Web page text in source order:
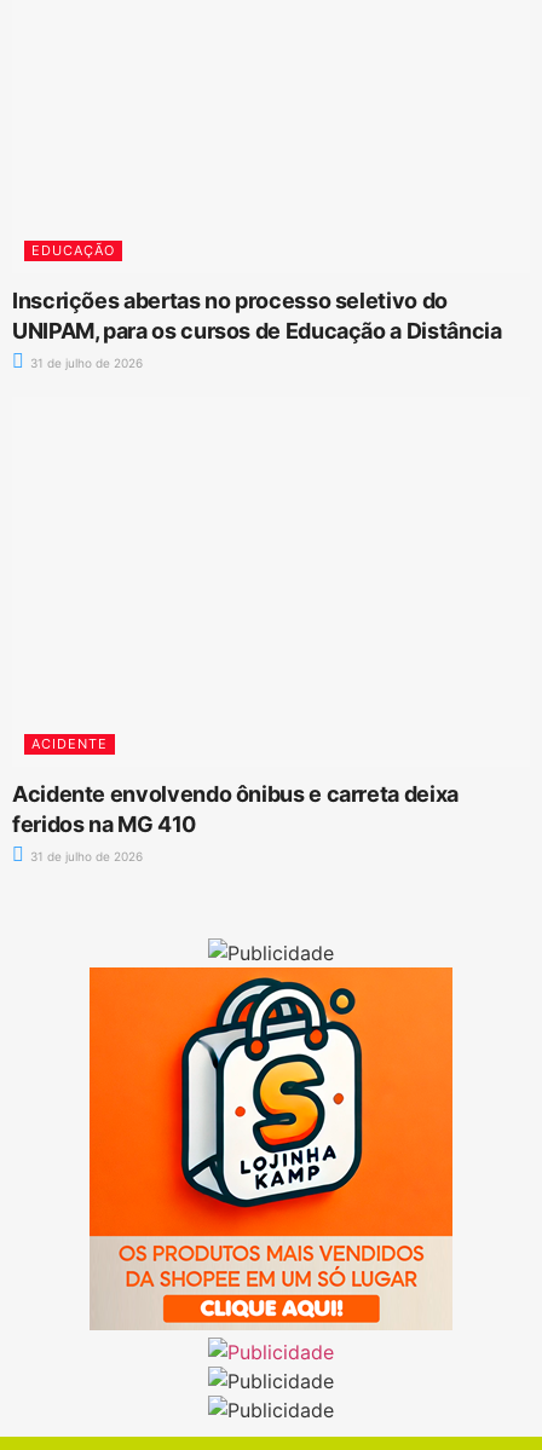
EDUCAÇÃO
Inscrições abertas no processo seletivo do
UNIPAM, para os cursos de Educação a Distância
31 de julho de 2026
ACIDENTE
Acidente envolvendo ônibus e carreta deixa
feridos na MG 410
31 de julho de 2026